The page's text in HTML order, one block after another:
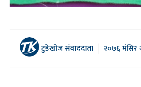
टुडेखोज संवाददाता २०७६ मंसिर